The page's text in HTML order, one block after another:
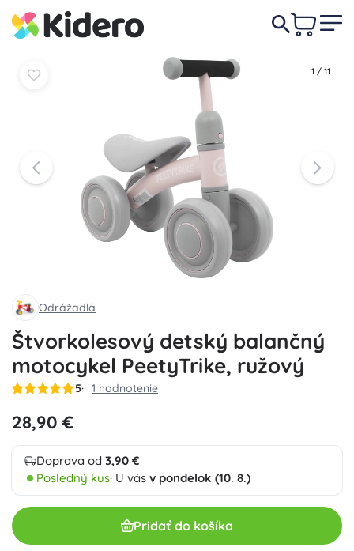
1 / 11
Odrážadlá
Štvorkolesový detský balančný
motocykel PeetyTrike, ružový
5 1 hodnotenie
28,90 €
Doprava od 3,90 €
Posledný kus· U vás v pondelok (10. 8.)
Pridať do košíka
28,90 € Do košíka